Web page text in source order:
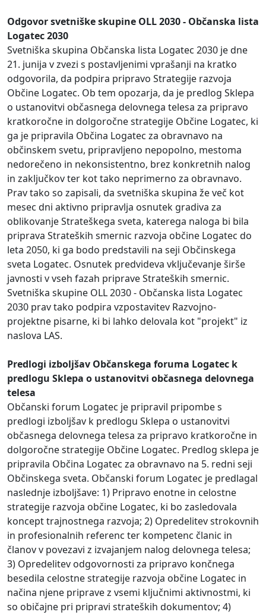
Odgovor svetniške skupine OLL 2030 - Občanska lista
Logatec 2030
Svetniška skupina Občanska lista Logatec 2030 je dne
21. junija v zvezi s postavljenimi vprašanji na kratko
odgovorila, da podpira pripravo Strategije razvoja
Občine Logatec. Ob tem opozarja, da je predlog Sklepa
o ustanovitvi občasnega delovnega telesa za pripravo
kratkoročne in dolgoročne strategije Občine Logatec, ki
ga je pripravila Občina Logatec za obravnavo na
občinskem svetu, pripravljeno nepopolno, mestoma
nedorečeno in nekonsistentno, brez konkretnih nalog
in zaključkov ter kot tako neprimerno za obravnavo.
Prav tako so zapisali, da svetniška skupina že več kot
mesec dni aktivno pripravlja osnutek gradiva za
oblikovanje Strateškega sveta, katerega naloga bi bila
priprava Strateških smernic razvoja občine Logatec do
leta 2050, ki ga bodo predstavili na seji Občinskega
sveta Logatec. Osnutek predvideva vključevanje širše
javnosti v vseh fazah priprave Strateških smernic.
Svetniška skupine OLL 2030 - Občanska lista Logatec
2030 prav tako podpira vzpostavitev Razvojno-
projektne pisarne, ki bi lahko delovala kot "projekt" iz
naslova LAS.
Predlogi izboljšav Občanskega foruma Logatec k
predlogu Sklepa o ustanovitvi občasnega delovnega
telesa
Občanski forum Logatec je pripravil pripombe s
predlogi izboljšav k predlogu Sklepa o ustanovitvi
občasnega delovnega telesa za pripravo kratkoročne in
dolgoročne strategije Občine Logatec. Predlog sklepa je
pripravila Občina Logatec za obravnavo na 5. redni seji
Občinskega sveta. Občanski forum Logatec je predlagal
naslednje izboljšave: 1) Pripravo enotne in celostne
strategije razvoja občine Logatec, ki bo zasledovala
koncept trajnostnega razvoja; 2) Opredelitev strokovnih
in profesionalnih referenc ter kompetenc članic in
članov v povezavi z izvajanjem nalog delovnega telesa;
3) Opredelitev odgovornosti za pripravo končnega
besedila celostne strategije razvoja občine Logatec in
načina njene priprave z vsemi ključnimi aktivnostmi, ki
so običajne pri pripravi strateških dokumentov; 4)